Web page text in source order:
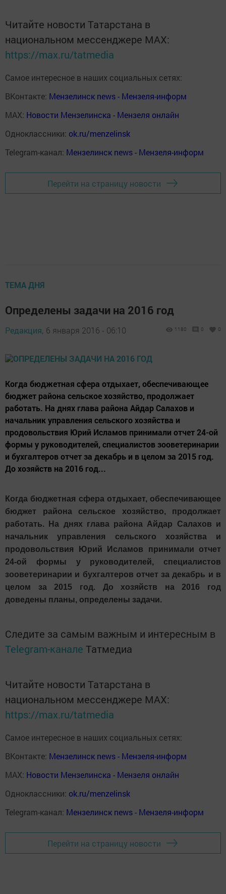
Читайте новости Татарстана в
национальном мессенджере MАХ:
https://max.ru/tatmedia
Самое интересное в наших социальных сетях:
ВКонтакте: Мензелинск news - Мензеля-информ
MAX: Новости Мензелинска - Мензеля онлайн
Одноклассники: ok.ru/menzelinsk
Telegram-канал: Мензелинск news - Мензеля-информ
Перейти на страницу новости
ТЕМА ДНЯ
Определены задачи на 2016 год
Редакция, 6 января 2016 - 06:10 1180 0 0
Когда бюджетная сфера отдыхает, обеспечивающее
бюджет района сельское хозяйство, продолжает
работать. На днях глава района Айдар Салахов и
начальник управления сельского хозяйства и
продовольствия Юрий Исламов принимали отчет 24-ой
формы у руководителей, специалистов зооветеринарии
и бухгалтеров отчет за декабрь и в целом за 2015 год.
До хозяйств на 2016 год...
Когда бюджетная сфера отдыхает, обеспечивающее
бюджет района сельское хозяйство, продолжает
работать. На днях глава района Айдар Салахов и
начальник управления сельского хозяйства и
продовольствия Юрий Исламов принимали отчет
24-ой формы у руководителей, специалистов
зооветеринарии и бухгалтеров отчет за декабрь и в
целом за 2015 год. До хозяйств на 2016 год
доведены планы, определены задачи.
Следите за самым важным и интересным в
Telegram-канале Татмедиа
Читайте новости Татарстана в
национальном мессенджере MАХ:
https://max.ru/tatmedia
Самое интересное в наших социальных сетях:
ВКонтакте: Мензелинск news - Мензеля-информ
MAX: Новости Мензелинска - Мензеля онлайн
Одноклассники: ok.ru/menzelinsk
Telegram-канал: Мензелинск news - Мензеля-информ
Перейти на страницу новости